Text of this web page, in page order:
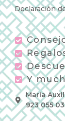
Declaración
Y
Maria
923 055